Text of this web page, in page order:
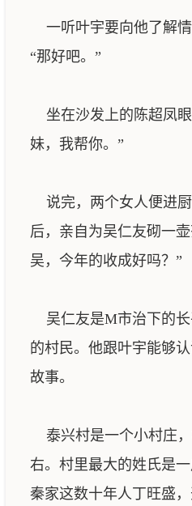
一听叶宇要向他了解情
“那好吧。”
坐在沙发上的陈超凤
妹，我帮你。”
说完，两个女人便进
后，亲自为吴仁友砌一
吴，今年的收成好吗？”
吴仁友是M市治下的长
的村民。他跟叶宇能够
故事。
泰兴村是一个小村庄
右。村里最大的姓氏是一
秦家这数十年人丁旺盛